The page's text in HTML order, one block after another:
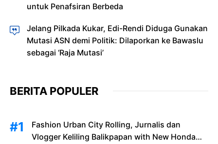
untuk Penafsiran Berbeda
Jelang Pilkada Kukar, Edi-Rendi Diduga Gunakan
Mutasi ASN demi Politik: Dilaporkan ke Bawaslu
sebagai ‘Raja Mutasi’
BERITA POPULER
Fashion Urban City Rolling, Jurnalis dan
Vlogger Keliling Balikpapan with New Honda